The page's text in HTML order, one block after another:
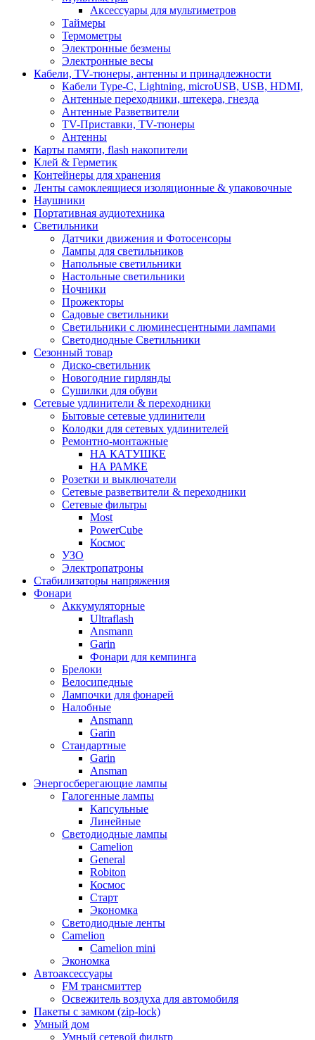
Аксессуары для мультиметров
Таймеры
Термометры
Электронные безмены
Электронные весы
Кабели, TV-тюнеры, антенны и принадлежности
Кабели Type-C, Lightning, microUSB, USB, HDMI,
Антенные переходники, штекера, гнезда
Антенные Разветвители
TV-Приставки, TV-тюнеры
Антенны
Карты памяти, flash накопители
Клей & Герметик
Контейнеры для хранения
Ленты самоклеящиеся изоляционные & упаковочные
Наушники
Портативная аудиотехника
Светильники
Датчики движения и Фотосенсоры
Лампы для светильников
Напольные светильники
Настольные светильники
Ночники
Прожекторы
Садовые светильники
Светильники с люминесцентными лампами
Светодиодные Светильники
Сезонный товар
Диско-светильник
Новогодние гирлянды
Сушилки для обуви
Сетевые удлинители & переходники
Бытовые сетевые удлинители
Колодки для сетевых удлинителей
Ремонтно-монтажные
НА КАТУШКЕ
НА РАМКЕ
Розетки и выключатели
Сетевые разветвители & переходники
Сетевые фильтры
Most
PowerCube
Космос
УЗО
Электропатроны
Стабилизаторы напряжения
Фонари
Аккумуляторные
Ultraflash
Ansmann
Garin
Фонари для кемпинга
Брелоки
Велосипедные
Лампочки для фонарей
Налобные
Ansmann
Garin
Стандартные
Garin
Ansman
Энергосберегающие лампы
Галогенные лампы
Капсульные
Линейные
Светодиодные лампы
Camelion
General
Robiton
Космос
Старт
Экономка
Светодиодные ленты
Camelion
Camelion mini
Экономка
Автоаксессуары
FM трансмиттер
Освежитель воздуха для автомобиля
Пакеты с замком (zip-lock)
Умный дом
Умный сетевой фильтр